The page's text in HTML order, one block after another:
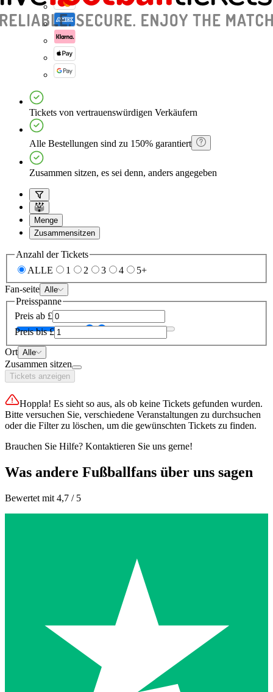
Tickets von vertrauenswürdigen Verkäufern
Alle Bestellungen sind zu 150% garantiert
Zusammen sitzen, es sei denn, anders angegeben
Menge
Zusammensitzen
Anzahl der Tickets
ALLE
1 2 3 4
5+
Fan-seite Alle
Preisspanne
Preis ab £
Preis bis £
Ort Alle
Zusammen sitzen
Tickets anzeigen
Hoppla! Es sieht so aus, als ob keine Tickets gefunden wurden.
Bitte versuchen Sie, verschiedene Veranstaltungen zu durchsuchen
oder die Filter zu löschen, um die gewünschten Tickets zu finden.
Brauchen Sie Hilfe? Kontaktieren Sie uns gerne!
Was andere Fußballfans über uns sagen
Bewertet mit 4,7 / 5